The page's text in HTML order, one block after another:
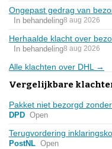
Ongepast gedrag van
In behandeling8 aug 2026
Herhaalde klacht over
In behandeling8 aug 2026
Alle klachten over DHL →
Vergelijkbare
Pakket niet bezorgd
DPD Open
Terugvordering
PostNL Open